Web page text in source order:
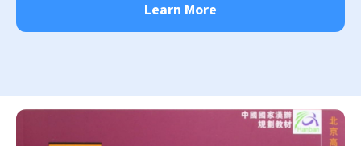
Learn More